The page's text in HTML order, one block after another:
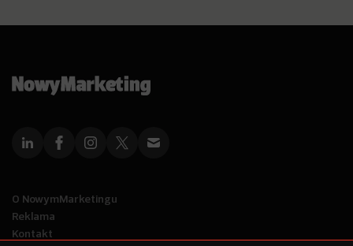
O NowymMarketingu
Reklama
Kontakt